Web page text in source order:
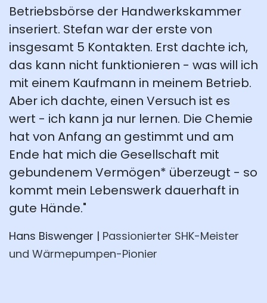
Betriebsbörse der Handwerkskammer
inseriert. Stefan war der erste von
insgesamt 5 Kontakten. Erst dachte ich,
das kann nicht funktionieren - was will ich
mit einem Kaufmann in meinem Betrieb.
Aber ich dachte, einen Versuch ist es
wert - ich kann ja nur lernen. Die Chemie
hat von Anfang an gestimmt und am
Ende hat mich die Gesellschaft mit
gebundenem Vermögen* überzeugt - so
kommt mein Lebenswerk dauerhaft in
gute Hände."
Hans Biswenger | Passionierter SHK-Meister
und Wärmepumpen-Pionier